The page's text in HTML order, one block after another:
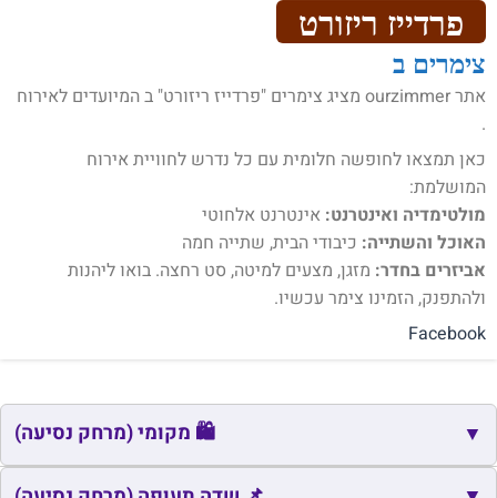
פרדייז ריזורט
צימרים ב
אתר ourzimmer מציג צימרים "פרדייז ריזורט" ב המיועדים לאירוח
.
כאן תמצאו לחופשה חלומית עם כל נדרש לחוויית אירוח
המושלמת:
מולטימדיה ואינטרנט: אינטרנט אלחוטי
האוכל והשתייה: כיבודי הבית, שתייה חמה
אביזרים בחדר: מזגן, מצעים למיטה, סט רחצה. בואו ליהנות
ולהתפנק, הזמינו צימר עכשיו.
Facebook
▼
🛍️ מקומי (מרחק נסיעה)
כתובת מרחק זמן